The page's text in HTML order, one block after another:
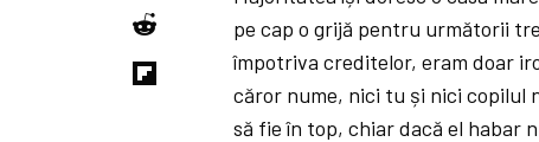
pe cap o grijă pentru următorii
împotriva creditelor, eram doar
căror nume, nici tu și nici copilul
să fie în top, chiar dacă el habar